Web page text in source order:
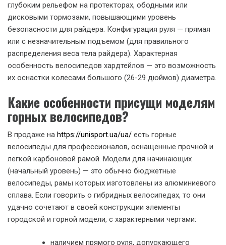
глубоким рельефом на протекторах, ободными или
дисковыми тормозами, повышающими уровень
безопасности для райдера. Конфигурация руля — прямая
или с незначительным подъемом (для правильного
распределения веса тела райдера). Характерная
особенность велосипедов хардтейлов — это возможность
их оснастки колесами большого (26-29 дюймов) диаметра.
Какие особенности присущи моделям
горных велосипедов?
В продаже на https://unisport.ua/ua/ есть горные
велосипеды для профессионалов, оснащенные прочной и
легкой карбоновой рамой. Модели для начинающих
(начальный уровень) — это обычно бюджетные
велосипеды, рамы которых изготовлены из алюминиевого
сплава. Если говорить о гибридных велосипедах, то они
удачно сочетают в своей конструкции элементы
городской и горной модели, с характерными чертами:
наличием прямого руля, допускающего